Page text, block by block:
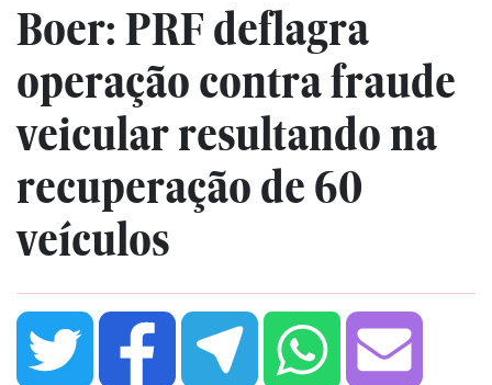
Boer: PRF deflagra
operação contra fraude
veicular resultando na
recuperação de 60
veículos